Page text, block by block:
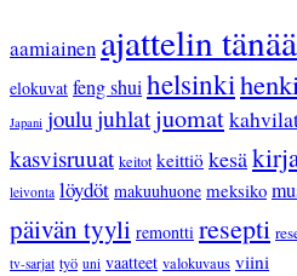
aamiainen ajattelin
elokuvat feng shuihelsinki
Japani joulujuhlatjuomat
kasvisruuat keitot keittiö kesä
leivonta löydöt makuuhuone meksiko
päivän tyyli remontti resepti
tv-sarjat työ uni vaatteet valokuvaus viini